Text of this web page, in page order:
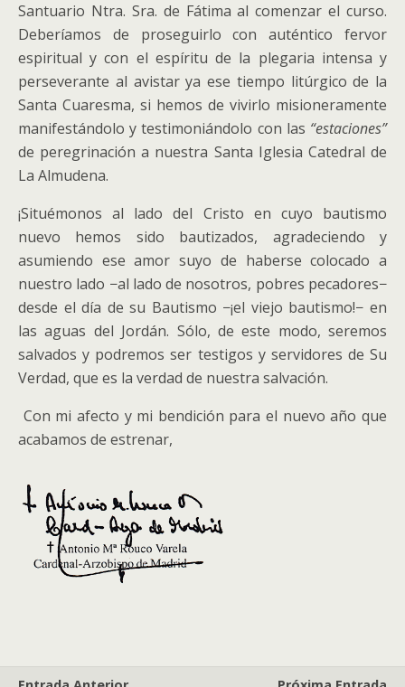
Santuario Ntra. Sra. de Fátima al comenzar el curso.
Deberíamos de proseguirlo con auténtico fervor
espiritual y con el espíritu de la plegaria intensa y
perseverante al avistar ya ese tiempo litúrgico de la
Santa Cuaresma, si hemos de vivirlo misioneramente
manifestándolo y testimoniándolo con las “estaciones”
de peregrinación a nuestra Santa Iglesia Catedral de
La Almudena.
¡Situémonos al lado del Cristo en cuyo bautismo
nuevo hemos sido bautizados, agradeciendo y
asumiendo ese amor suyo de haberse colocado a
nuestro lado −al lado de nosotros, pobres pecadores−
desde el día de su Bautismo −¡el viejo bautismo!− en
las aguas del Jordán. Sólo, de este modo, seremos
salvados y podremos ser testigos y servidores de Su
Verdad, que es la verdad de nuestra salvación.
Con mi afecto y mi bendición para el nuevo año que
acabamos de estrenar,